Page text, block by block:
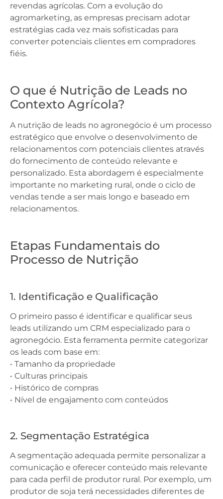
revendas agrícolas. Com a evolução do
agromarketing, as empresas precisam adotar
estratégias cada vez mais sofisticadas para
converter potenciais clientes em compradores
fiéis.
O que é Nutrição de Leads no
Contexto Agrícola?
A nutrição de leads no agronegócio é um processo
estratégico que envolve o desenvolvimento de
relacionamentos com potenciais clientes através
do fornecimento de conteúdo relevante e
personalizado. Esta abordagem é especialmente
importante no marketing rural, onde o ciclo de
vendas tende a ser mais longo e baseado em
relacionamentos.
Etapas Fundamentais do
Processo de Nutrição
1. Identificação e Qualificação
O primeiro passo é identificar e qualificar seus
leads utilizando um CRM especializado para o
agronegócio. Esta ferramenta permite categorizar
os leads com base em:
• Tamanho da propriedade
• Culturas principais
• Histórico de compras
• Nível de engajamento com conteúdos
2. Segmentação Estratégica
A segmentação adequada permite personalizar a
comunicação e oferecer conteúdo mais relevante
para cada perfil de produtor rural. Por exemplo, um
produtor de soja terá necessidades diferentes de